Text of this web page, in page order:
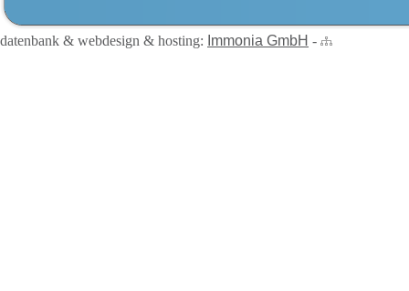
datenbank & webdesign & hosting: Immonia GmbH -